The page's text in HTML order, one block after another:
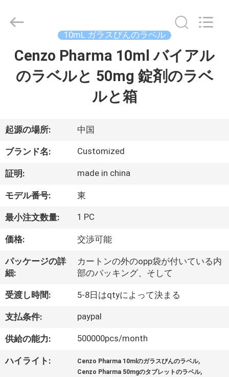
ダ
ク
ト
私
に
つ
い
て
工
場
2017
(Xiamen)
Industry
10mL ガラスびんのラベル
Cenzo Pharma 10ml バイアル
のラベルと 50mg 錠剤のラベ
ルと箱
起源の場所: 中国
ブランド名: Customized
証明: made in china
モデル番号: 東
最小注文数量: 1 PC
価格: 交渉可能
パッケージの詳
細:
カートンの外のopp袋が付いている内
部のパッキング、そして
受渡し時間: 5-8日はqtyによって決まる
支払条件: paypal
供給の能力: 500000pcs/month
ハイライト: Cenzo Pharma 10mlのガラスびんのラベル,
Cenzo Pharma 50mgのタブレットのラベル,